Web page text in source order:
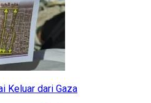
Keluar dari Gaza